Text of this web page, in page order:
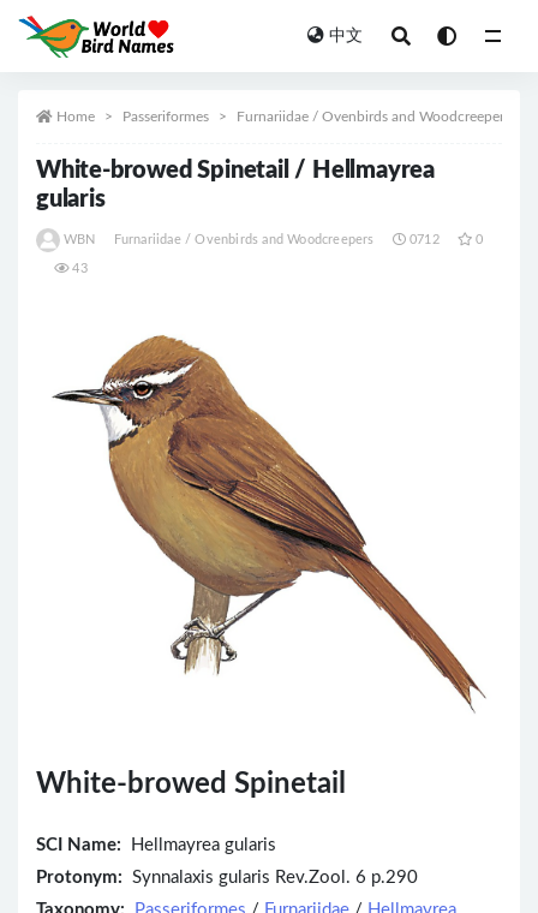
中文
Home Passeriformes Furnariidae / Ovenbirds and Woodcreepers
White-browed Spinetail / Hellmayrea
gularis
WBN Furnariidae / Ovenbirds and Woodcreepers 0712 0
43
White-browed Spinetail
SCI Name:
Hellmayrea gularis
Protonym: Synnalaxis gularis Rev.Zool. 6 p.290